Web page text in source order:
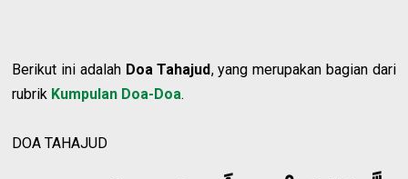
Berikut ini adalah Doa Tahajud, yang merupakan bagian dari
rubrik Kumpulan Doa-Doa.
DOA TAHAJUD